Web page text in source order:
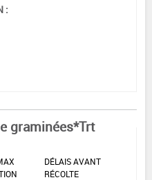
:
graminées*Trt
DÉLAIS AVANT
RÉCOLTE